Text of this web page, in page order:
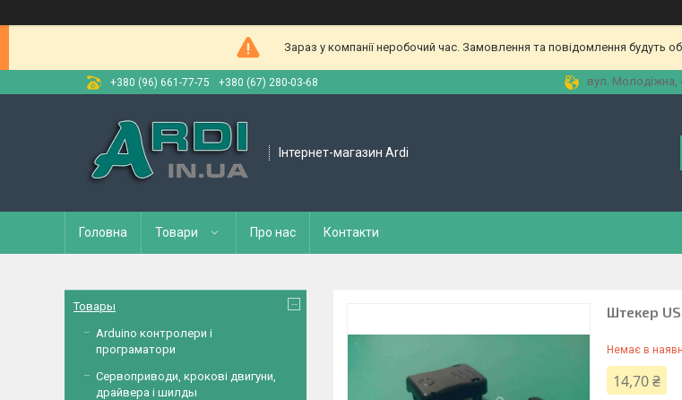
Зараз у компанії неробочий час. Замовлення та повідомлення будуть
+380 (96) 661-77-75 +380 (67) 280-03-68 вул. Молодіжна,
Інтернет-магазин Ardi
Головна Товари Про нас Контакти
Штекер
Немає в
14,70 ₴
Товары
Arduino контролери і
програматори
Сервоприводи, крокові двигуни,
драйвера і шилды